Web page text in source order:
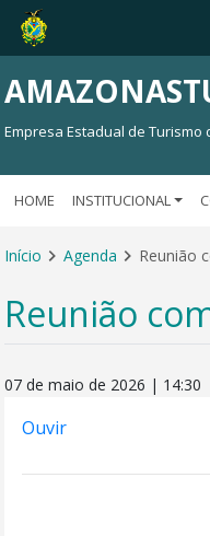
Empresa Estadual de Turismo
HOME INSTITUCIONAL
Início Agenda Reunião
Reunião
07 de maio de 2026 | 14:30
Ouvir